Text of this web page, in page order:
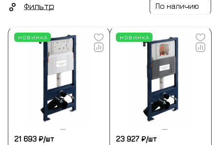
Фильтр По наличию
НОВИНКА
21 693 ₽/шт
НОВИНКА
23 927 ₽/шт